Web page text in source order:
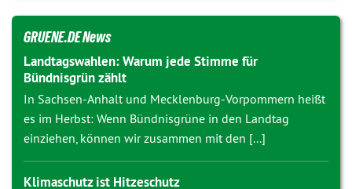
GRUENE.DE News
Landtagswahlen: Warum jede Stimme für
Bündnisgrün zählt
In Sachsen-Anhalt und Mecklenburg-Vorpommern heißt
es im Herbst: Wenn Bündnisgrüne in den Landtag
einziehen, können wir zusammen mit den [...]
Klimaschutz ist Hitzeschutz